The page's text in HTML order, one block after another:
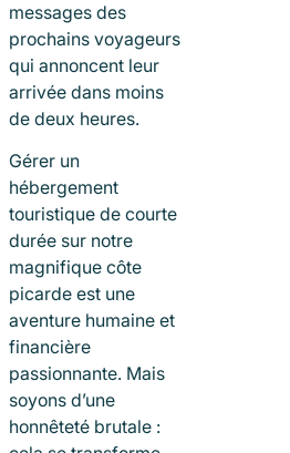
messages des
prochains voyageurs
qui annoncent leur
arrivée dans moins
de deux heures.
Gérer un
hébergement
touristique de courte
durée sur notre
magnifique côte
picarde est une
aventure humaine et
financière
passionnante. Mais
soyons d’une
honnêteté brutale :